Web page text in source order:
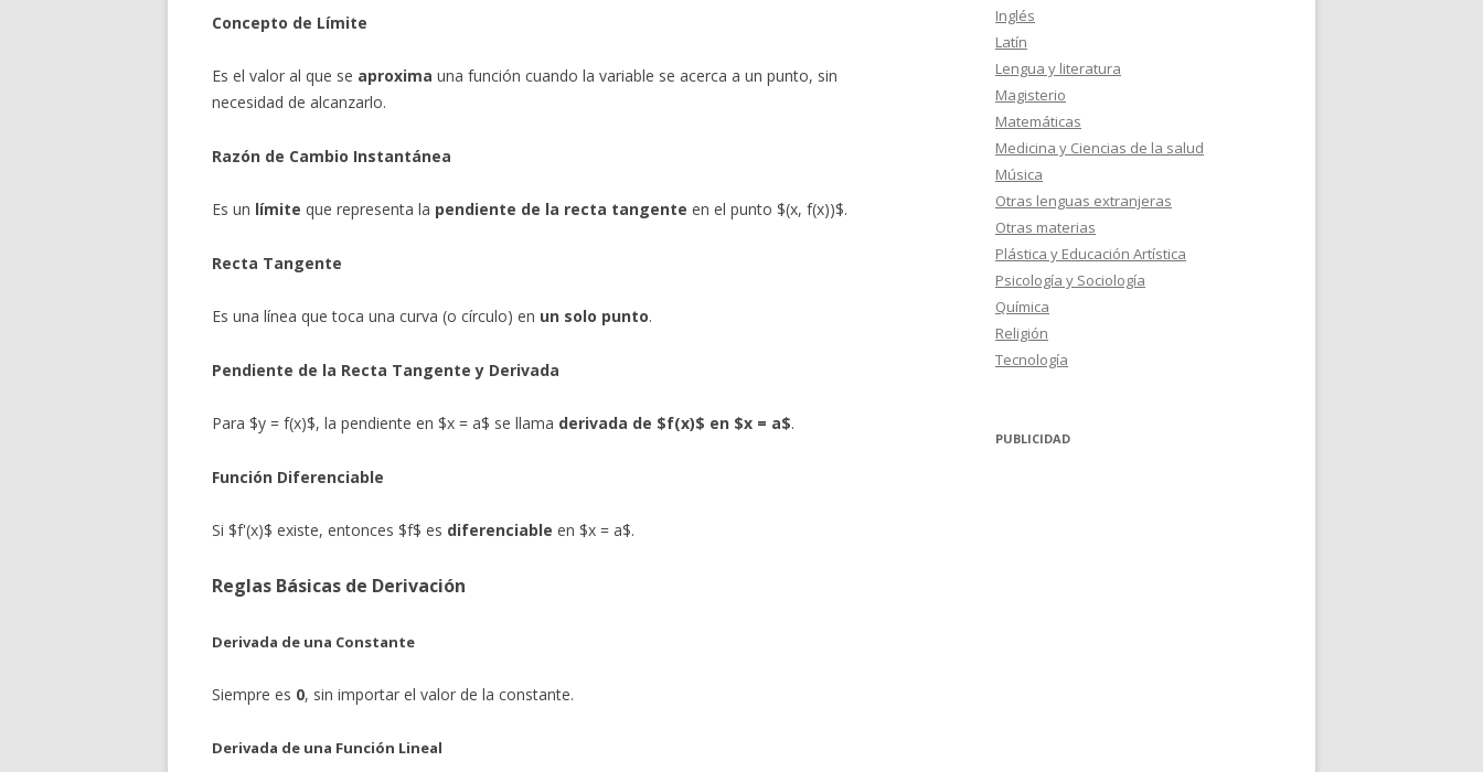
Concepto de Límite
Es el valor al que se aproxima una función cuando la variable se acerca a un punto, sin
necesidad de alcanzarlo.
Razón de Cambio Instantánea
Es un límite que representa la pendiente de la recta tangente en el punto $(x, f(x))$.
Recta Tangente
Es una línea que toca una curva (o círculo) en un solo punto.
Pendiente de la Recta Tangente y Derivada
Para $y = f(x)$, la pendiente en $x = a$ se llama derivada de $f(x)$ en $x = a$.
Función Diferenciable
Si $f'(x)$ existe, entonces $f$ es diferenciable en $x = a$.
Reglas Básicas de Derivación
Derivada de una Constante
Siempre es 0, sin importar el valor de la constante.
Derivada de una Función Lineal
Inglés
Latín
Lengua y literatura
Magisterio
Matemáticas
Medicina y Ciencias de la salud
Música
Otras lenguas extranjeras
Otras materias
Plástica y Educación Artística
Psicología y Sociología
Química
Religión
Tecnología
PUBLICIDAD